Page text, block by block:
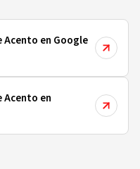
en Google
Acento en